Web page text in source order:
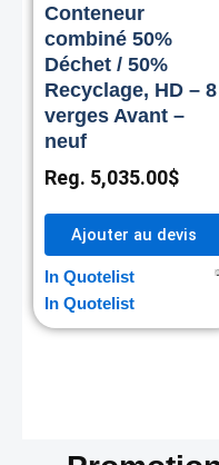
Conteneur
combiné 50%
Déchet / 50%
Recyclage, HD – 8
verges Avant –
neuf
Reg. 5,035.00$
Ajouter au devis
In Quotelist
In Quotelist